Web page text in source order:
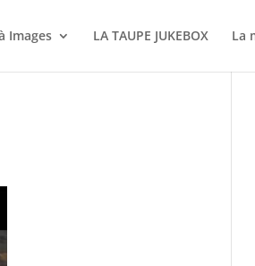
Images LA TAUPE JUKEBOX La